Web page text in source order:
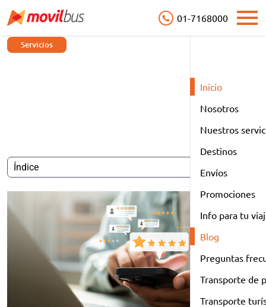
01-7168000
Servicios
Movil Bus en sus agencias de
Inicio
Nosotros
Nuestros
Destinos
Envíos
Promociones
Info para tu
Blog
Preguntas
Transporte de
Transporte